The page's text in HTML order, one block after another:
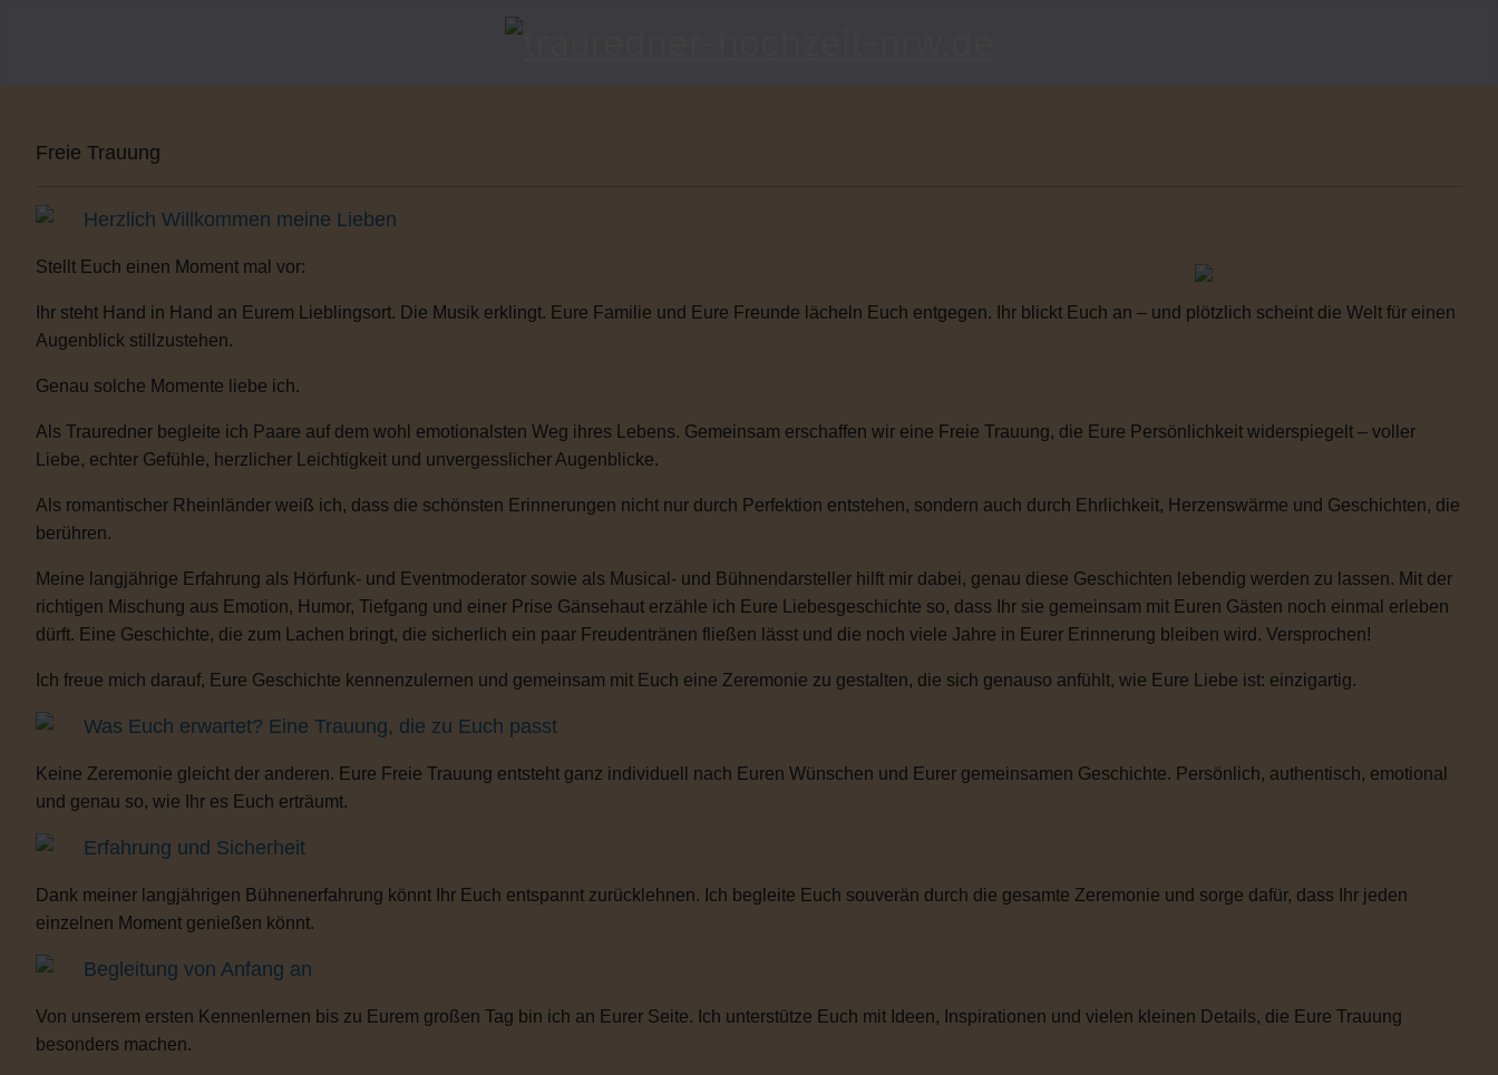
Freie Trauung
Herzlich Willkommen meine Lieben
Stellt Euch einen Moment mal vor:
Ihr steht Hand in Hand an Eurem Lieblingsort. Die Musik erklingt. Eure Familie und Eure Freunde lächeln Euch entgegen. Ihr blickt Euch an – und plötzlich scheint die Welt für einen
Augenblick stillzustehen.
Genau solche Momente liebe ich.
Als Trauredner begleite ich Paare auf dem wohl emotionalsten Weg ihres Lebens. Gemeinsam erschaffen wir eine Freie Trauung, die Eure Persönlichkeit widerspiegelt – voller
Liebe, echter Gefühle, herzlicher Leichtigkeit und unvergesslicher Augenblicke.
Als romantischer Rheinländer weiß ich, dass die schönsten Erinnerungen nicht nur durch Perfektion entstehen, sondern auch durch Ehrlichkeit, Herzenswärme und Geschichten, die
berühren.
Meine langjährige Erfahrung als Hörfunk- und Eventmoderator sowie als Musical- und Bühnendarsteller hilft mir dabei, genau diese Geschichten lebendig werden zu lassen. Mit der
richtigen Mischung aus Emotion, Humor, Tiefgang und einer Prise Gänsehaut erzähle ich Eure Liebesgeschichte so, dass Ihr sie gemeinsam mit Euren Gästen noch einmal erleben
dürft. Eine Geschichte, die zum Lachen bringt, die sicherlich ein paar Freudentränen fließen lässt und die noch viele Jahre in Eurer Erinnerung bleiben wird. Versprochen!
Ich freue mich darauf, Eure Geschichte kennenzulernen und gemeinsam mit Euch eine Zeremonie zu gestalten, die sich genauso anfühlt, wie Eure Liebe ist: einzigartig.
Was Euch erwartet? Eine Trauung, die zu Euch passt
Keine Zeremonie gleicht der anderen. Eure Freie Trauung entsteht ganz individuell nach Euren Wünschen und Eurer gemeinsamen Geschichte. Persönlich, authentisch, emotional
und genau so, wie Ihr es Euch erträumt.
Erfahrung und Sicherheit
Dank meiner langjährigen Bühnenerfahrung könnt Ihr Euch entspannt zurücklehnen. Ich begleite Euch souverän durch die gesamte Zeremonie und sorge dafür, dass Ihr jeden
einzelnen Moment genießen könnt.
Begleitung von Anfang an
Von unserem ersten Kennenlernen bis zu Eurem großen Tag bin ich an Eurer Seite. Ich unterstütze Euch mit Ideen, Inspirationen und vielen kleinen Details, die Eure Trauung
besonders machen.